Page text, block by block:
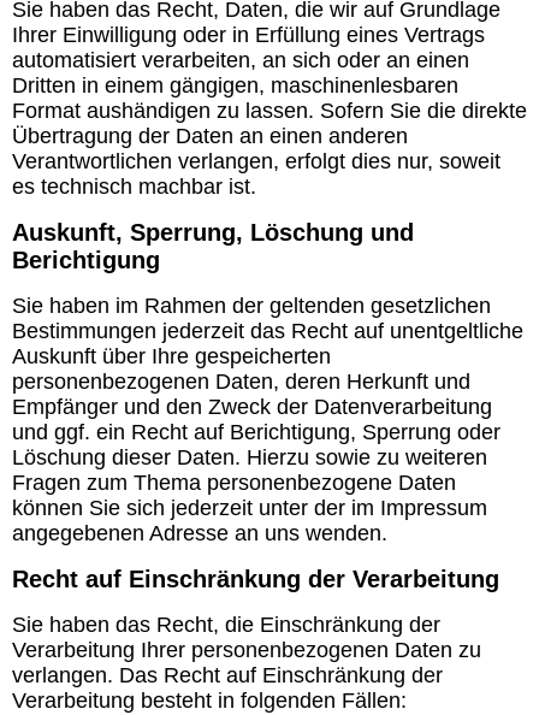
Sie haben das Recht, Daten, die wir auf Grundlage
Ihrer Einwilligung oder in Erfüllung eines Vertrags
automatisiert verarbeiten, an sich oder an einen
Dritten in einem gängigen, maschinenlesbaren
Format aushändigen zu lassen. Sofern Sie die direkte
Übertragung der Daten an einen anderen
Verantwortlichen verlangen, erfolgt dies nur, soweit
es technisch machbar ist.
Auskunft, Sperrung, Löschung und
Berichtigung
Sie haben im Rahmen der geltenden gesetzlichen
Bestimmungen jederzeit das Recht auf unentgeltliche
Auskunft über Ihre gespeicherten
personenbezogenen Daten, deren Herkunft und
Empfänger und den Zweck der Datenverarbeitung
und ggf. ein Recht auf Berichtigung, Sperrung oder
Löschung dieser Daten. Hierzu sowie zu weiteren
Fragen zum Thema personenbezogene Daten
können Sie sich jederzeit unter der im Impressum
angegebenen Adresse an uns wenden.
Recht auf Einschränkung der Verarbeitung
Sie haben das Recht, die Einschränkung der
Verarbeitung Ihrer personenbezogenen Daten zu
verlangen. Das Recht auf Einschränkung der
Verarbeitung besteht in folgenden Fällen: